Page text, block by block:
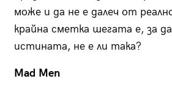
може и да не е далеч от
крайна сметка шегата е, за
истината, не е ли така?
Mad Men